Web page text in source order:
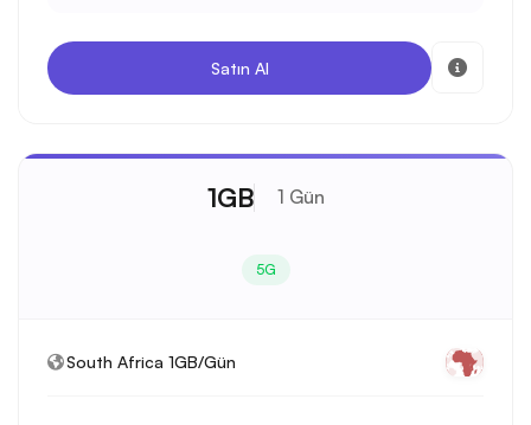
Satın Al
1GB 1 Gün
5G
South Africa 1GB/Gün